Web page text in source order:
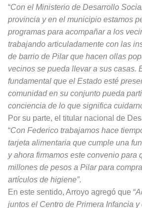
“Con el Ministerio de Desarrollo
provincia y en el municipio estamos
programas para acompañar a los
trabajando articuladamente con las
de barrio de Pilar que hacen ollas
vecinos se pueda llevar a sus casas.
fundamental que el Estado esté
comunidad en su conjunto pueda
conciencia de lo que significa
Por su parte, el titular nacional de
“Con Federico trabajamos hace
tarjeta alimentaria que cumple una
y ahora firmamos este convenio para
millones de pesos a Pilar para
artículos de higiene”.
En este sentido, Arroyo agregó que “
juntos el Centro de Primera Infancia